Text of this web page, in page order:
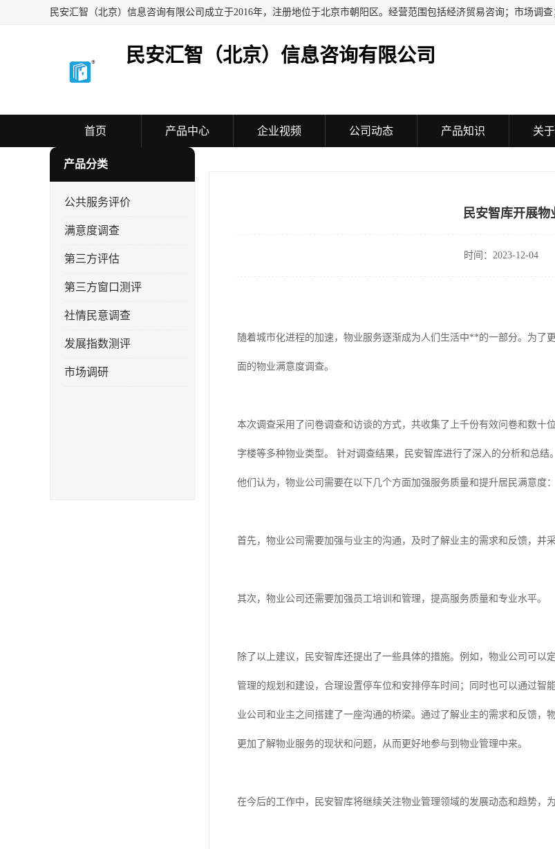
民安汇智（北京）信息咨询有限公司
首页 产品中心 企业视频 公司动态 产品知识 关
产品分类
公共服务评价
满意度调查
第三方评估
第三方窗口测评
社情民意调查
发展指数测评
市场调研
民安智库开展物
时间：2023-12-04
随着城市化进程的加速，物业服务逐渐成为人们生活中**的一部分。为
面的物业满意度调查。
本次调查采用了问卷调查和访谈的方式，共收集了上千份有效问卷和数
字楼等多种物业类型。 针对调查结果，民安智库进行了深入的分析和总结。
他们认为，物业公司需要在以下几个方面加强服务质量和提升居民满意度：
首先，物业公司需要加强与业主的沟通，及时了解业主的需求和反馈，并
其次，物业公司还需要加强员工培训和管理，提高服务质量和专业水平。
除了以上建议，民安智库还提出了一些具体的措施。例如，物业公司可
管理的规划和建设，合理设置停车位和安排停车时间；同时也可以通过
业公司和业主之间搭建了一座沟通的桥梁。通过了解业主的需求和反馈
更加了解物业服务的现状和问题，从而更好地参与到物业管理中来。
在今后的工作中，民安智库将继续关注物业管理领域的发展动态和趋势，